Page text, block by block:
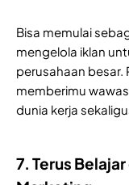
Bisa memulai
mengelola iklan
perusahaan besar.
memberimu
dunia kerja
7. Terus